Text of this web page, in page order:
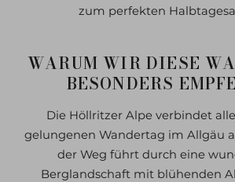
zum perfekten
WARUM WIR DIESE
BESONDERS
Die Höllritzer Alpe verbindet
gelungenen Wandertag im Allgäu
der Weg führt durch eine
Berglandschaft mit blühenden